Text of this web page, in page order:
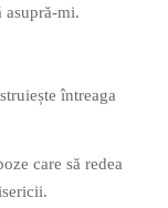
asupră-mi.
întreaga
care să redea